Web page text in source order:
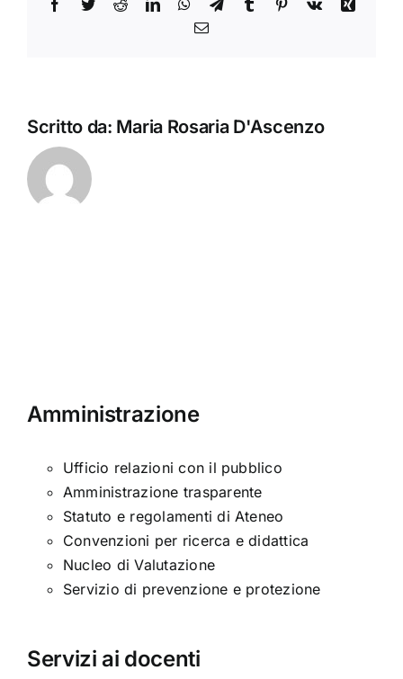
Facebook
TwitterRedditLinkedInWhatsApp
TelegramTumblr Pinterest
Vk
Xing
Email
Scritto da: Maria Rosaria D'Ascenzo
Amministrazione
Ufficio relazioni con il pubblico
Amministrazione trasparente
Statuto e regolamenti di Ateneo
Convenzioni per ricerca e didattica
Nucleo di Valutazione
Servizio di prevenzione e protezione
Servizi ai docenti